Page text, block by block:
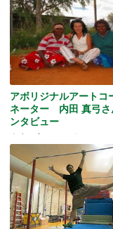
アボリジナルアートコ
ネーター 内田 真弓
ンタビュー
人生を変えたアボリジニ・
の出会いとは…